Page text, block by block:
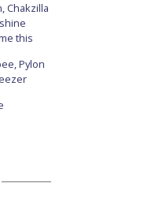
Chakzilla
this
Pylon